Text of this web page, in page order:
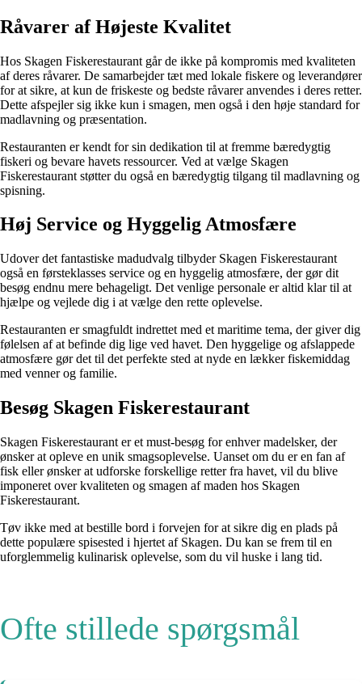
Råvarer af Højeste Kvalitet
Hos Skagen Fiskerestaurant går de ikke på kompromis med kvaliteten
af deres råvarer. De samarbejder tæt med lokale fiskere og leverandører
for at sikre, at kun de friskeste og bedste råvarer anvendes i deres retter.
Dette afspejler sig ikke kun i smagen, men også i den høje standard for
madlavning og præsentation.
Restauranten er kendt for sin dedikation til at fremme bæredygtig
fiskeri og bevare havets ressourcer. Ved at vælge Skagen
Fiskerestaurant støtter du også en bæredygtig tilgang til madlavning og
spisning.
Høj Service og Hyggelig Atmosfære
Udover det fantastiske madudvalg tilbyder Skagen Fiskerestaurant
også en førsteklasses service og en hyggelig atmosfære, der gør dit
besøg endnu mere behageligt. Det venlige personale er altid klar til at
hjælpe og vejlede dig i at vælge den rette oplevelse.
Restauranten er smagfuldt indrettet med et maritime tema, der giver dig
følelsen af at befinde dig lige ved havet. Den hyggelige og afslappede
atmosfære gør det til det perfekte sted at nyde en lækker fiskemiddag
med venner og familie.
Besøg Skagen Fiskerestaurant
Skagen Fiskerestaurant er et must-besøg for enhver madelsker, der
ønsker at opleve en unik smagsoplevelse. Uanset om du er en fan af
fisk eller ønsker at udforske forskellige retter fra havet, vil du blive
imponeret over kvaliteten og smagen af maden hos Skagen
Fiskerestaurant.
Tøv ikke med at bestille bord i forvejen for at sikre dig en plads på
dette populære spisested i hjertet af Skagen. Du kan se frem til en
uforglemmelig kulinarisk oplevelse, som du vil huske i lang tid.
Ofte stillede spørgsmål